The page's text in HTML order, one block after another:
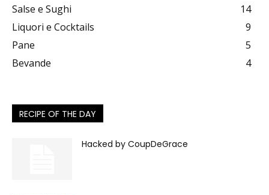
Salse e Sughi
14
Liquori e Cocktails
9
Pane
5
Bevande
4
RECIPE OF THE DAY
Hacked by CoupDeGrace